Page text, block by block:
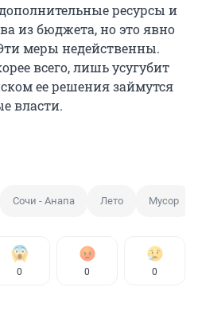
ресурсы и
из бюджета, но это явно
меры недейственны.
всего, лишь усугубит
ее решения займутся
власти.
Сочи - Анапа Лето Мусор
0 0 0